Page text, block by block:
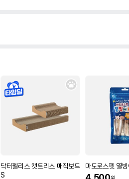
닥터펠리스 캣트리스 매직보드
S
마도로스펫 열